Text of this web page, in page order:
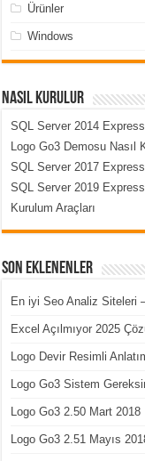
Ürünler
Windows
Nasıl Kurulur
SQL Server 2014
Logo Go3 Demosu Nasıl
SQL Server 2017
SQL Server 2019
Kurulum Araçları
Son Eklenenler
En iyi Seo Analiz Siteleri
Excel Açılmıyor 2025
Logo Devir Resimli
Logo Go3 Sistem
Logo Go3 2.50 Mart 2018
Logo Go3 2.51 Mayıs